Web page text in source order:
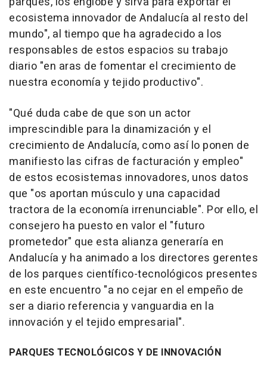
ecosistema innovador de Andalucía al resto del
mundo", al tiempo que ha agradecido a los
responsables de estos espacios su trabajo
diario "en aras de fomentar el crecimiento de
nuestra economía y tejido productivo".
"Qué duda cabe de que son un actor
imprescindible para la dinamización y el
crecimiento de Andalucía, como así lo ponen de
manifiesto las cifras de facturación y empleo"
de estos ecosistemas innovadores, unos datos
que "os aportan músculo y una capacidad
tractora de la economía irrenunciable". Por ello, el
consejero ha puesto en valor el "futuro
prometedor" que esta alianza generaría en
Andalucía y ha animado a los directores gerentes
de los parques científico-tecnológicos presentes
en este encuentro "a no cejar en el empeño de
ser a diario referencia y vanguardia en la
innovación y el tejido empresarial".
PARQUES TECNOLÓGICOS Y DE INNOVACIÓN